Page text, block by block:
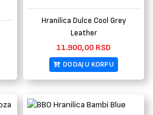
Hranilica Dulce Cool Grey
Leather
11.900,00 RSD
DODAJ U KORPU